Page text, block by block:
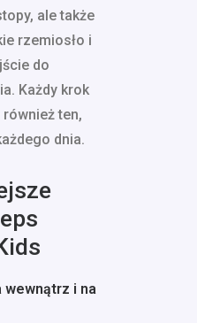
ale także
rzemiosło i
do
Każdy krok
ten,
dnia.
wewnątrz i na